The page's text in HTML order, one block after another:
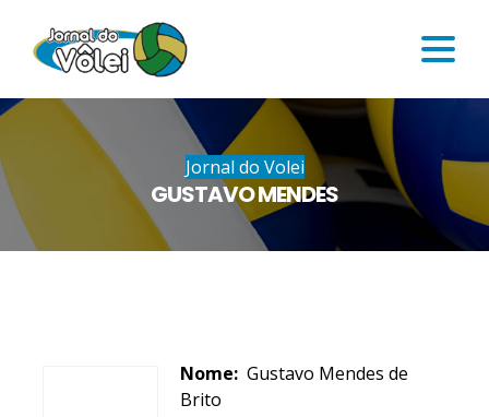
Jornal do Volei
GUSTAVO MENDES
Nome: Gustavo Mendes de
Brito